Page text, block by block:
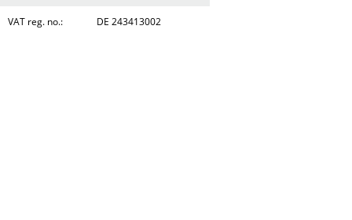
VAT reg. no.: DE 243413002